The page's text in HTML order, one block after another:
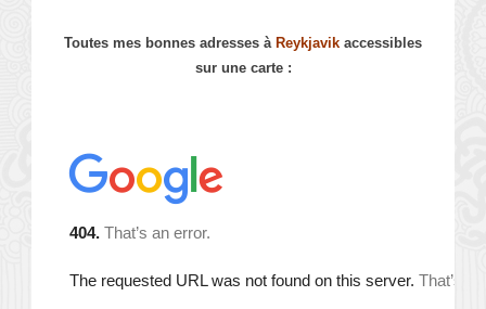
Toutes mes bonnes adresses à Reykjavik accessibles
sur une carte :